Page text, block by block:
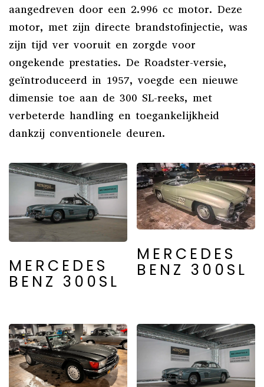
aangedreven door een 2.996 cc motor. Deze
motor, met zijn directe brandstofinjectie, was
zijn tijd ver vooruit en zorgde voor
ongekende prestaties. De Roadster-versie,
geïntroduceerd in 1957, voegde een nieuwe
dimensie toe aan de 300 SL-reeks, met
verbeterde handling en toegankelijkheid
dankzij conventionele deuren.
MERCEDES
BENZ 300SL
MERCEDES
BENZ 300SL